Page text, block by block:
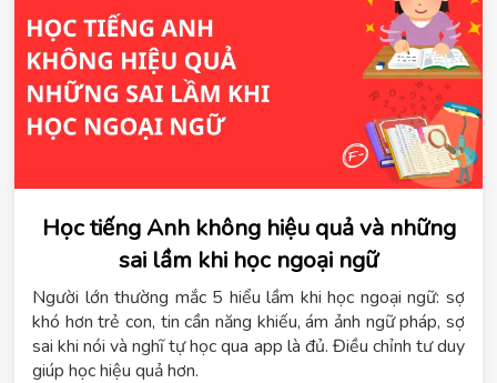
Học tiếng Anh không hiệu quả và những
sai lầm khi học ngoại ngữ
Người lớn thường mắc 5 hiểu lầm khi học ngoại ngữ: sợ
khó hơn trẻ con, tin cần năng khiếu, ám ảnh ngữ pháp, sợ
sai khi nói và nghĩ tự học qua app là đủ. Điều chỉnh tư duy
giúp học hiệu quả hơn.